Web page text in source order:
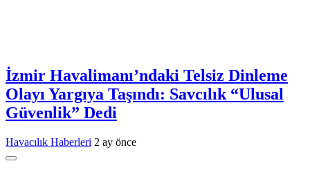
İzmir Havalimanı’ndaki Telsiz Dinleme
Olayı Yargıya Taşındı: Savcılık “Ulusal
Güvenlik” Dedi
Havacılık Haberleri 2 ay önce